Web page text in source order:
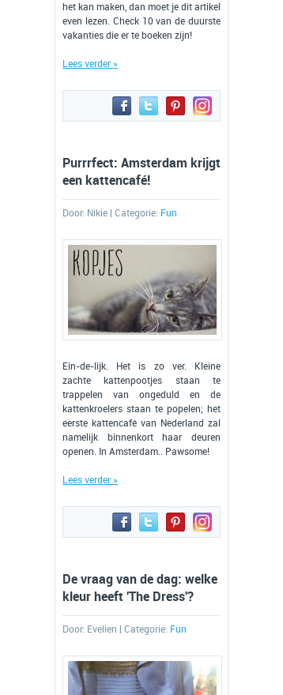
het kan maken, dan moet je dit artikel
even lezen. Check 10 van de duurste
vakanties die er te boeken zijn!
Lees verder »
Purrrfect: Amsterdam krijgt
een kattencafé!
Door: Nikie | Categorie: Fun
Ein-de-lijk. Het is zo ver. Kleine
zachte kattenpootjes staan te
trappelen van ongeduld en de
kattenkroelers staan te popelen; het
eerste kattencafé van Nederland zal
namelijk binnenkort haar deuren
openen. In Amsterdam.. Pawsome!
Lees verder »
De vraag van de dag: welke
kleur heeft 'The Dress'?
Door: Evelien | Categorie: Fun